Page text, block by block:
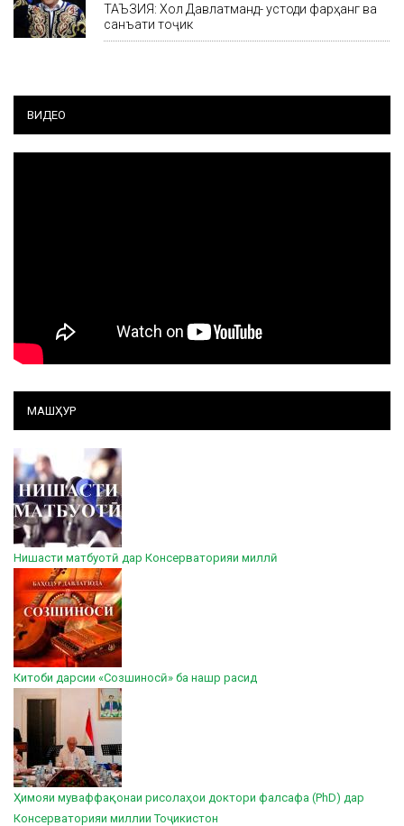
ТАЪЗИЯ: Хол Давлатманд- устоди фарҳанг ва
санъати тоҷик
ВИДЕО
МАШҲУР
Нишасти матбуотӣ дар Консерваторияи миллӣ
Китоби дарсии «Созшиносӣ» ба нашр расид
Ҳимояи муваффақонаи рисолаҳои доктори фалсафа (PhD) дар
Консерваторияи миллии Тоҷикистон